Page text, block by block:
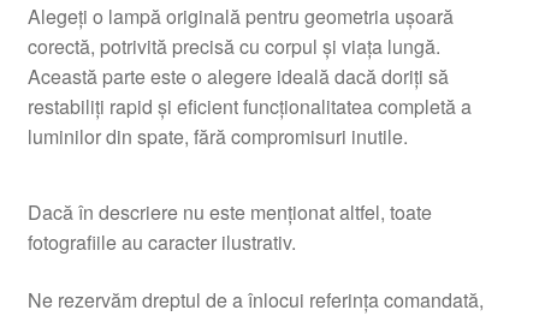
Alegeți o lampă originală pentru geometria ușoară
corectă, potrivită precisă cu corpul și viața lungă.
Această parte este o alegere ideală dacă doriți să
restabiliți rapid și eficient funcționalitatea completă a
luminilor din spate, fără compromisuri inutile.
Dacă în descriere nu este menționat altfel, toate
fotografiile au caracter ilustrativ.
Ne rezervăm dreptul de a înlocui referința comandată,